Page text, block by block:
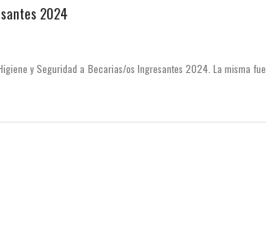
2024
y Seguridad a Becarias/os Ingresantes 2024. La misma fue